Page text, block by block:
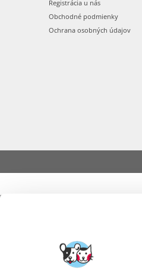
Registrácia u nás
Obchodné podmienky
Ochrana osobných údajov